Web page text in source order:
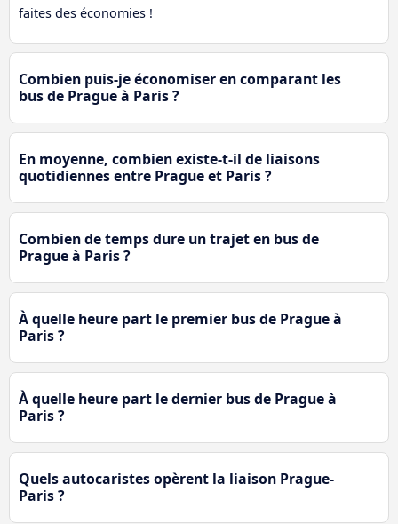
faites des économies !
Combien puis-je économiser en comparant les
bus de Prague à Paris ?
En moyenne, combien existe-t-il de liaisons
quotidiennes entre Prague et Paris ?
Combien de temps dure un trajet en bus de
Prague à Paris ?
À quelle heure part le premier bus de Prague à
Paris ?
À quelle heure part le dernier bus de Prague à
Paris ?
Quels autocaristes opèrent la liaison Prague-
Paris ?